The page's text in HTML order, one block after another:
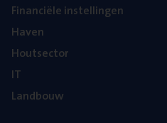
Finan­ci­ë­le instellingen
Haven
Hout­sec­tor
IT
Land­bouw